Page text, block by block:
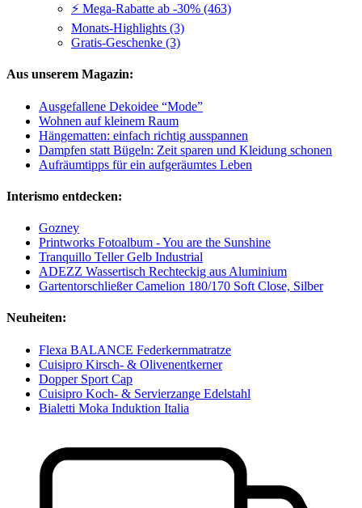
⚡ Mega-Rabatte ab -30% (463)
Monats-Highlights (3)
Gratis-Geschenke (3)
Aus unserem Magazin:
Ausgefallene Dekoidee “Mode”
Wohnen auf kleinem Raum
Hängematten: einfach richtig ausspannen
Dampfen statt Bügeln: Zeit sparen und Kleidung schonen
Aufräumtipps für ein aufgeräumtes Leben
Interismo entdecken:
Gozney
Printworks Fotoalbum - You are the Sunshine
Tranquillo Teller Gelb Industrial
ADEZZ Wassertisch Rechteckig aus Aluminium
Gartentorschließer Camelion 180/170 Soft Close, Silber
Neuheiten:
Flexa BALANCE Federkernmatratze
Cuisipro Kirsch- & Olivenentkerner
Dopper Sport Cap
Cuisipro Koch- & Servierzange Edelstahl
Bialetti Moka Induktion Italia